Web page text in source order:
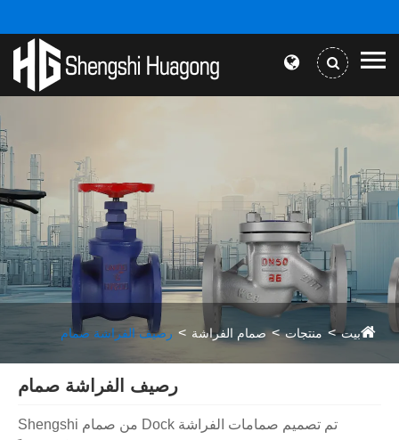
بيت منتجات صمام الفراشة رصيف الفراشة صمام
رصيف الفراشة صمام
تم تصميم صمامات الفراشة Dock من صمام Shengshi